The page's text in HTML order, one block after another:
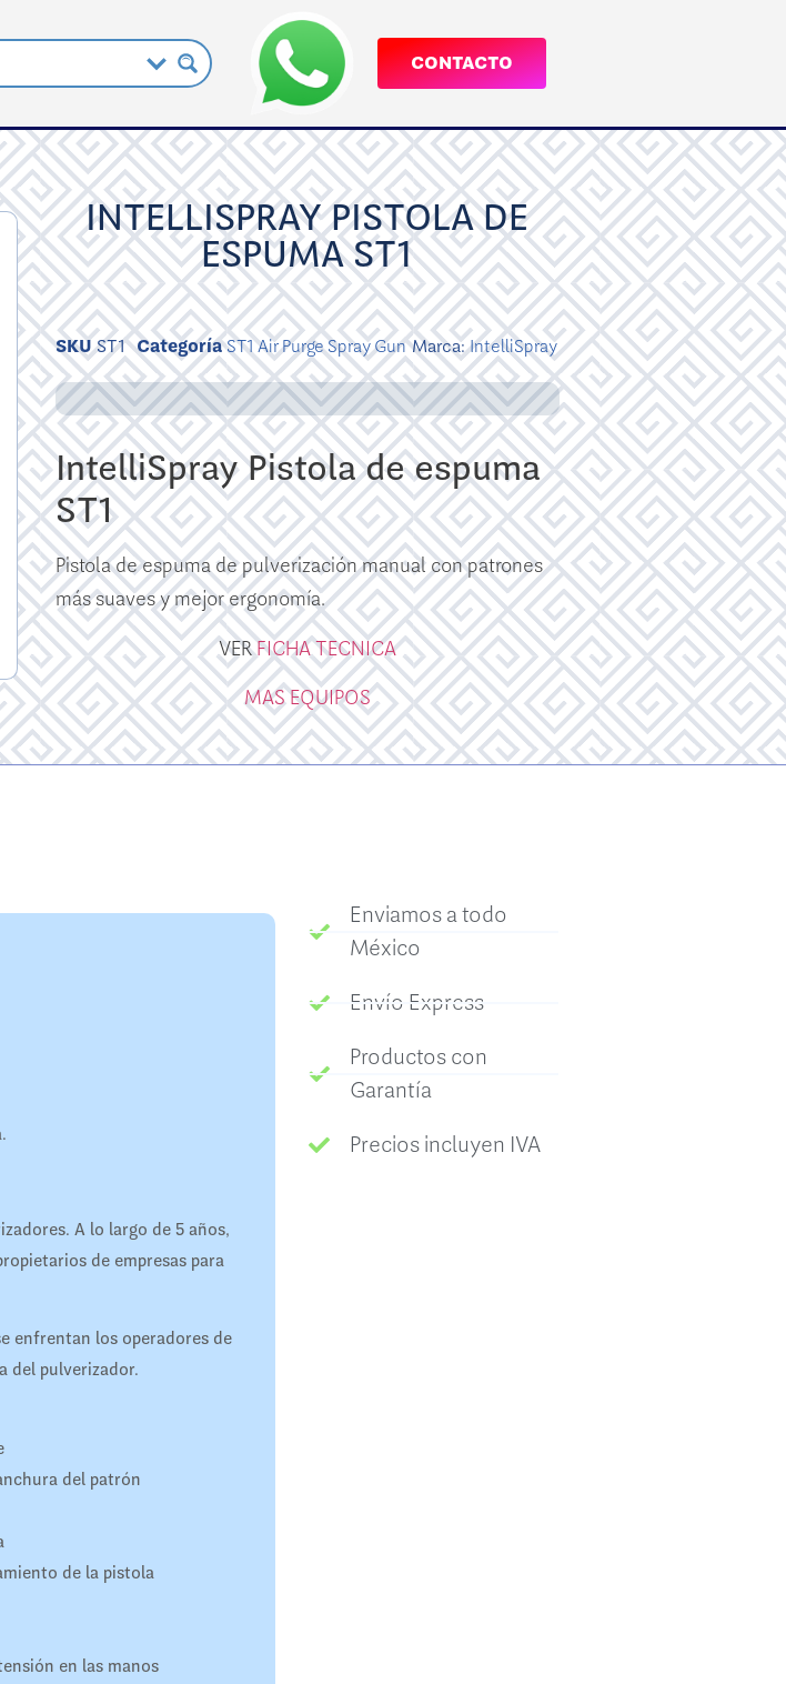
CONTACTO
INTELLISPRAY PISTOLA DE
ESPUMA ST1
SKUST1 CategoríaST1 Air Purge Spray Gun Marca:IntelliSpray
IntelliSpray Pistola de espuma
ST1
Pistola de espuma de pulverización manual con patrones
más suaves y mejor ergonomía.
VERFICHA TECNICA
MAS EQUIPOS
A lo largo de 5 años,
de empresas para
enfrentan los operadores de
del pulverizador.
del patrón
de la pistola
en las manos
Enviamos a todo
México
Envío Express
Productos con
Garantía
Precios incluyen IVA